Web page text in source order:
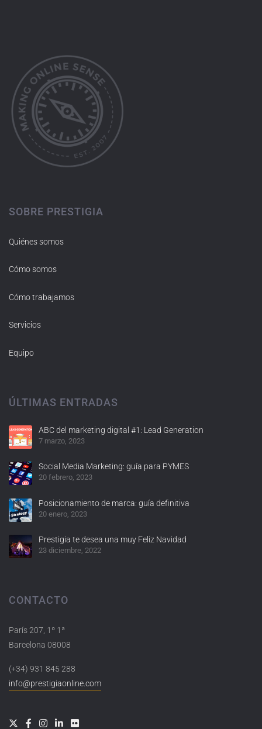
SOBRE PRESTIGIA
Quiénes somos
Cómo somos
Cómo trabajamos
Servicios
Equipo
ÚLTIMAS ENTRADAS
ABC del marketing digital #1: Lead Generation
7 marzo, 2023
Social Media Marketing: guía para PYMES
20 febrero, 2023
Posicionamiento de marca: guía definitiva
20 enero, 2023
Prestigia te desea una muy Feliz Navidad
23 diciembre, 2022
CONTACTO
París 207, 1º 1ª
Barcelona 08008
(+34) 931 845 288
info@prestigiaonline.com